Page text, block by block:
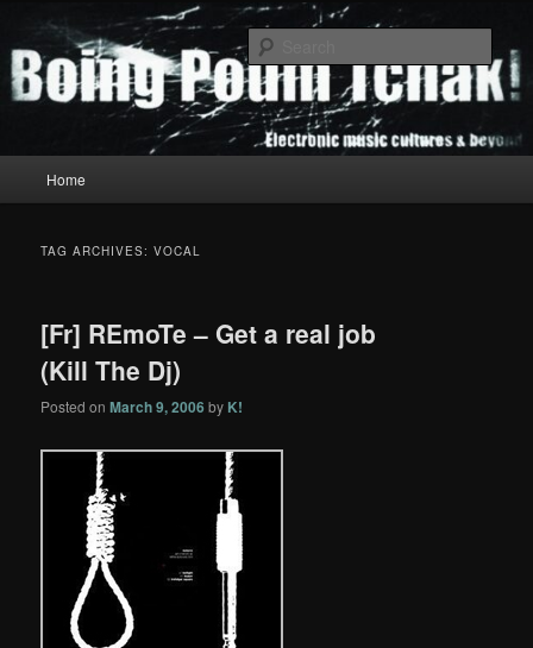
primary
content
secondary
contentBoing Poum Tchak!
Home
TAG ARCHIVES:VOCAL
[Fr] REmoTe – Get a real job
(Kill The Dj)
Posted onMarch 9, 2006 by K!